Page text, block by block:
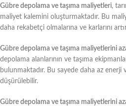
Gübre depolama ve taşıma maliyetleri,
maliyet kalemini oluşturmaktadır. Bu
daha rekabetçi olmalarına ve karlarını
Gübre depolama ve taşıma maliyetlerini
depolama alanlarının ve taşıma
bulunmaktadır. Bu sayede daha az enerji
düşürülebilir.
Gübre depolama ve taşıma maliyetlerini